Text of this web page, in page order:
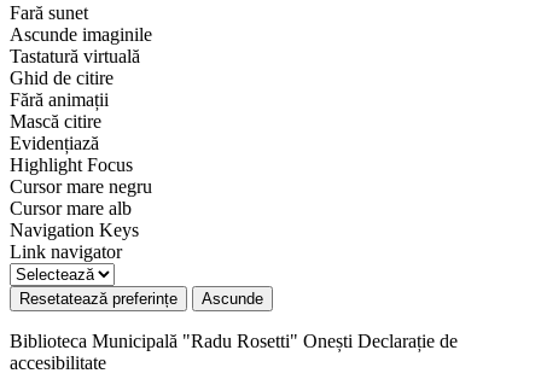
Fară sunet
Ascunde imaginile
Tastatură virtuală
Ghid de citire
Fără animații
Mască citire
Evidențiază
Highlight Focus
Cursor mare negru
Cursor mare alb
Navigation Keys
Link navigator
Resetatează preferințe Ascunde
Biblioteca Municipală "Radu Rosetti" Onești Declarație de
accesibilitate